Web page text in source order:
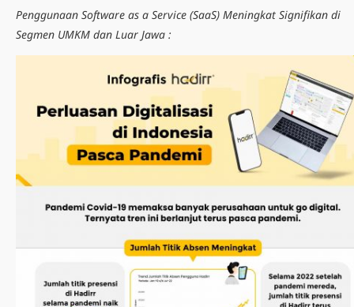
Penggunaan Software as a Service (SaaS) Meningkat Signifikan di
Segmen UMKM dan Luar Jawa :